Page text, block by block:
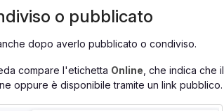
o pubblicato
dopo averlo pubblicato o condiviso.
compare l'etichetta Online , che indica che il
oppure è disponibile tramite un link pubblico.